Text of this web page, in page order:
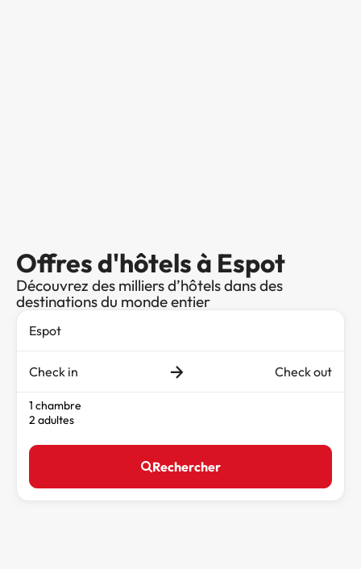
Offres d'hôtels à Espot
Découvrez des milliers d’hôtels dans des
destinations du monde entier
Check in Check out
1 chambre
2 adultes
Rechercher